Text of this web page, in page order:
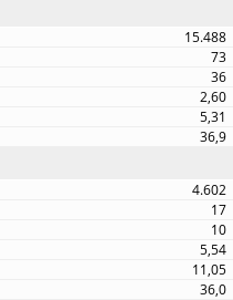
15.488
73
36
2,60
5,31
36,9
4.602
17
10
5,54
11,05
36,0